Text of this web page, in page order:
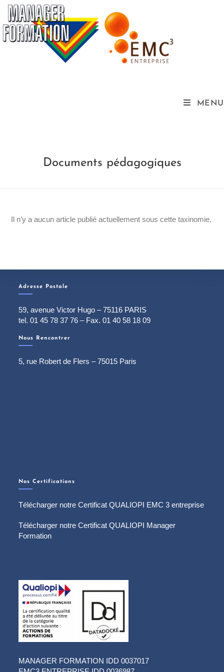
MENU
Documents pédagogiques
Il n’y a aucun article publié actuellement sous cette taxinomie.
Adresse Postale
59, avenue Victor Hugo – 75116 PARIS
tel. 01 45 78 37 76 – Fax. 01 40 58 18 09
Nous Rencontrer
5, rue Robert de Flers – 75015 Paris
Nos Certifications
Télécharger notre Certificat QUALIOPI EMC 3 entreprise
Télécharger notre Certificat QUALIOPI Manager
Formation
MANAGER FORMATION IDD 0037017